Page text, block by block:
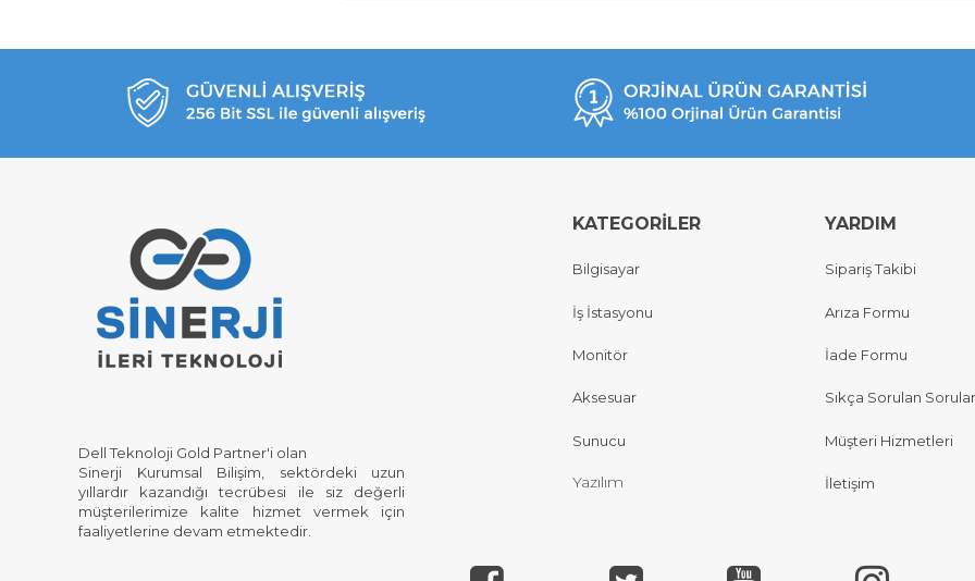
Dell Teknoloji Gold Partner'i olan
Sinerji Kurumsal Bilişim, sektördeki uzun
yıllardır kazandığı tecrübesi ile siz değerli
müşterilerimize kalite hizmet vermek için
faaliyetlerine devam etmektedir.
KATEGORİLER
Bilgisayar
İş İstasyonu
Monitör
Aksesuar
Sunucu
Yazılım
YARDIM
Sipariş Takibi
Arıza Formu
İade Formu
Sıkça Sorulan Sorular
Müşteri Hizmetleri
İletişim